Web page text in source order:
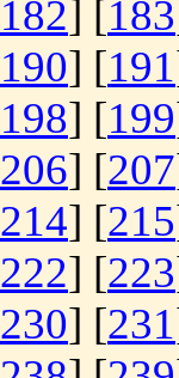
182] [183
190] [191
198] [199
206] [207
214] [215
222] [223
230] [231